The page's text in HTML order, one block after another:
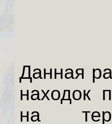
Данная
находок
на